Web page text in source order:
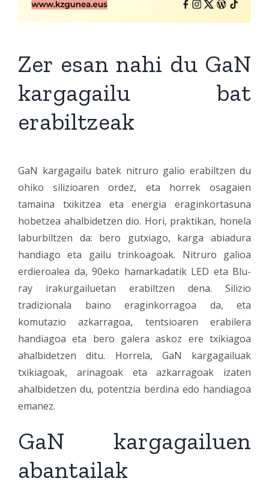
Zer esan nahi du GaN
kargagailu bat
erabiltzeak
GaN kargagailu batek nitruro galio erabiltzen du
ohiko silizioaren ordez, eta horrek osagaien
tamaina txikitzea eta energia eraginkortasuna
hobetzea ahalbidetzen dio. Hori, praktikan, honela
laburbiltzen da: bero gutxiago, karga abiadura
handiago eta gailu trinkoagoak. Nitruro galioa
erdieroalea da, 90eko hamarkadatik LED eta Blu-
ray irakurgailuetan erabiltzen dena. Silizio
tradizionala baino eraginkorragoa da, eta
komutazio azkarragoa, tentsioaren erabilera
handiagoa eta bero galera askoz ere txikiagoa
ahalbidetzen ditu. Horrela, GaN kargagailuak
txikiagoak, arinagoak eta azkarragoak izaten
ahalbidetzen du, potentzia berdina edo handiagoa
emanez.
GaN kargagailuen
abantailak